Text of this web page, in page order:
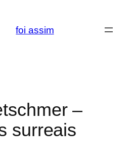
foi assim
–
surreais